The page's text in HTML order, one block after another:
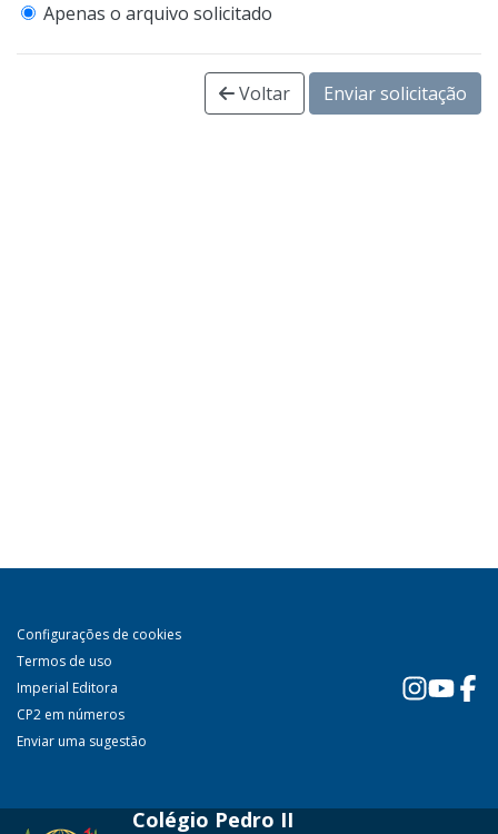
Apenas o arquivo solicitado
Voltar Enviar solicitação
Configurações de cookies
Termos de uso
Imperial Editora
CP2 em números
Enviar uma sugestão
Colégio Pedro II